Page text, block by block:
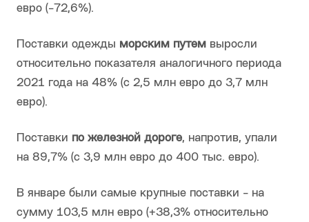
евро (-72,6%).
Поставки одежды морским путем выросли
относительно показателя аналогичного периода
2021 года на 48% (с 2,5 млн евро до 3,7 млн
евро).
Поставки по железной дороге, напротив, упали
на 89,7% (с 3,9 млн евро до 400 тыс. евро).
В январе были самые крупные поставки - на
сумму 103,5 млн евро (+38,3% относительно